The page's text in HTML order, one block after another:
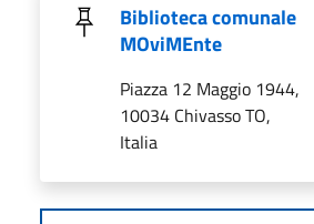
Biblioteca comunale
MOviMEnte
Piazza 12 Maggio 1944,
10034 Chivasso TO,
Italia